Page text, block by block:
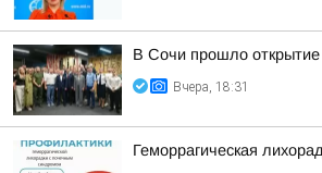
В Сочи прошло открытие
Вчера, 18:31
Геморрагическая